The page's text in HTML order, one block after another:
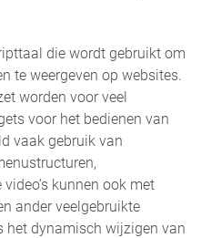
die wordt gebruikt om
te weergeven op websites.
worden voor veel
voor het bedienen van
vaak gebruik van
kunnen ook met
ander veelgebruikte
het dynamisch wijzigen van